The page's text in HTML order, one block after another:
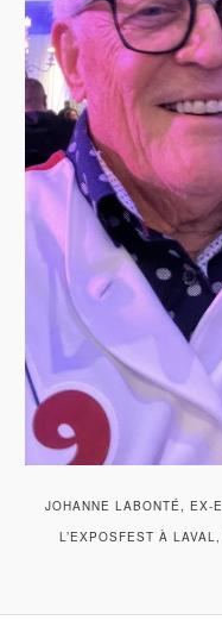
JOHANNE LABONTÉ, EX-
L’EXPOSFEST À